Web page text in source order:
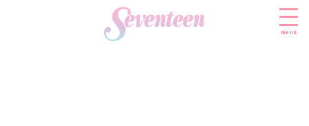
menu